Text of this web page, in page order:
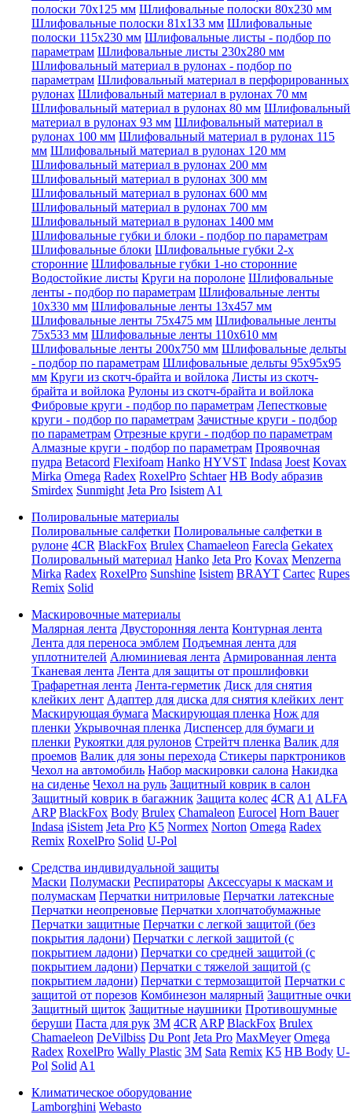
полоски 70x125 мм Шлифовальные полоски 80x230 мм
Шлифовальные полоски 81x133 мм Шлифовальные
полоски 115x230 мм Шлифовальные листы - подбор по
параметрам Шлифовальные листы 230x280 мм
Шлифовальный материал в рулонах - подбор по
параметрам Шлифовальный материал в перфорированных
рулонах Шлифовальный материал в рулонах 70 мм
Шлифовальный материал в рулонах 80 мм Шлифовальный
материал в рулонах 93 мм Шлифовальный материал в
рулонах 100 мм Шлифовальный материал в рулонах 115
мм Шлифовальный материал в рулонах 120 мм
Шлифовальный материал в рулонах 200 мм
Шлифовальный материал в рулонах 300 мм
Шлифовальный материал в рулонах 600 мм
Шлифовальный материал в рулонах 700 мм
Шлифовальный материал в рулонах 1400 мм
Шлифовальные губки и блоки - подбор по параметрам
Шлифовальные блоки Шлифовальные губки 2-х
сторонние Шлифовальные губки 1-но сторонние
Водостойкие листы Круги на поролоне Шлифовальные
ленты - подбор по параметрам Шлифовальные ленты
10x330 мм Шлифовальные ленты 13x457 мм
Шлифовальные ленты 75x475 мм Шлифовальные ленты
75x533 мм Шлифовальные ленты 110x610 мм
Шлифовальные ленты 200x750 мм Шлифовальные дельты
- подбор по параметрам Шлифовальные дельты 95x95x95
мм Круги из скотч-брайта и войлока Листы из скотч-
брайта и войлока Рулоны из скотч-брайта и войлока
Фибровые круги - подбор по параметрам Лепестковые
круги - подбор по параметрам Зачистные круги - подбор
по параметрам Отрезные круги - подбор по параметрам
Алмазные круги - подбор по параметрам Проявочная
пудра Betacord Flexifoam Hanko HYVST Indasa Joest Kovax
Mirka Omega Radex RoxelPro Schtaer HB Body абразив
Smirdex Sunmight Jeta Pro Isistem A1
Полировальные материалы
Полировальные салфетки Полировальные салфетки в
рулоне 4CR BlackFox Brulex Chamaeleon Farecla Gekatex
Полировальный материал Hanko Jeta Pro Kovax Menzerna
Mirka Radex RoxelPro Sunshine Isistem BRAYT Cartec Rupes
Remix Solid
Маскировочные материалы
Малярная лента Двусторонняя лента Контурная лента
Лента для переноса эмблем Подъемная лента для
уплотнителей Алюминиевая лента Армированная лента
Тканевая лента Лента для защиты от прошлифовки
Трафаретная лента Лента-герметик Диск для снятия
клейких лент Адаптер для диска для снятия клейких лент
Маскирующая бумага Маскирующая пленка Нож для
пленки Укрывочная пленка Диспенсер для бумаги и
пленки Рукоятки для рулонов Стрейтч пленка Валик для
проемов Валик для зоны перехода Стикеры парктроников
Чехол на автомобиль Набор маскировки салона Накидка
на сиденье Чехол на руль Защитный коврик в салон
Защитный коврик в багажник Защита колес 4CR A1 ALFA
ARP BlackFox Body Brulex Chamaleon Eurocel Horn Bauer
Indasa iSistem Jeta Pro K5 Normex Norton Omega Radex
Remix RoxelPro Solid U-Pol
Средства индивидуальной защиты
Маски Полумаски Респираторы Аксессуары к маскам и
полумаскам Перчатки нитриловые Перчатки латексные
Перчатки неопреновые Перчатки хлопчатобумажные
Перчатки защитные Перчатки с легкой защитой (без
покрытия ладони) Перчатки с легкой защитой (с
покрытием ладони) Перчатки со средней защитой (с
покрытием ладони) Перчатки с тяжелой защитой (с
покрытием ладони) Перчатки с термозащитой Перчатки с
защитой от порезов Комбинезон малярный Защитные очки
Защитный щиток Защитные наушники Противошумные
беруши Паста для рук 3M 4CR ARP BlackFox Brulex
Chamaeleon DeVilbiss Du Pont Jeta Pro MaxMeyer Omega
Radex RoxelPro Wally Plastic 3M Sata Remix K5 HB Body U-
Pol Solid A1
Климатическое оборудование
Lamborghini Webasto